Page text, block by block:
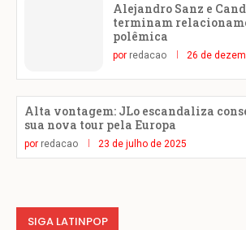
Alejandro Sanz e
terminam
polêmica
por redacao 26 de
Alta vontagem: JLo escandaliza
sua nova tour pela Europa
por redacao 23 de julho de 2025
SIGA LATINPOP